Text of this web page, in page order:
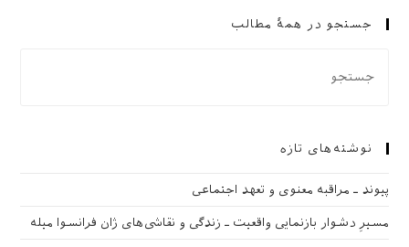
جستجو در همهٔ مطالب
نوشته‌های تازه
پیوند ـ مراقبه‌ معنوی و تعهد اجتماعی
مسیرِ دشوار بازنمایی واقعیت ـ زندگی و نقاشی‌های ژان فرانسوا میله